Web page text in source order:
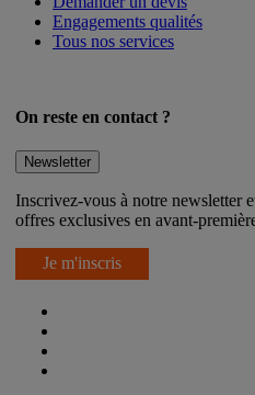
Engagements qualités
Tous nos services
On reste en contact ?
Newsletter
Inscrivez-vous à notre newsletter
offres exclusives en avant-
Je m'inscris